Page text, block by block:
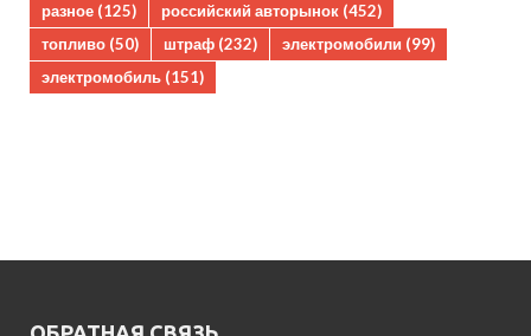
разное (125) российский авторынок (452)
топливо (50) штраф (232) электромобили (99)
электромобиль (151)